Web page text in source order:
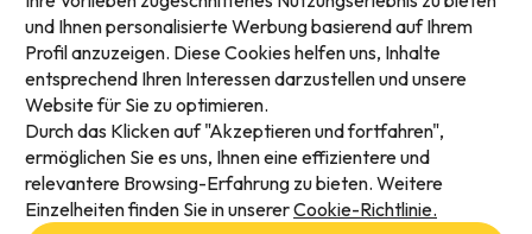
haben ihren Skiurlaub bei Esquiades.com gebucht
Verfügbare Zahlungsarten
und Ihnen personalisierte Werbung basierend auf Ihrem
Profil anzuzeigen. Diese Cookies helfen uns, Inhalte
entsprechend Ihren Interessen darzustellen und unsere
Website für Sie zu optimieren.
Durch das Klicken auf "Akzeptieren und fortfahren",
ermöglichen Sie es uns, Ihnen eine effizientere und
relevantere Browsing-Erfahrung zu bieten. Weitere
Einzelheiten finden Sie in unsererCookie-Richtlinie.